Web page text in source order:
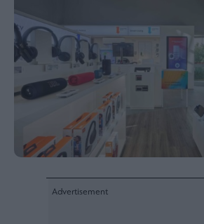
Watches
Yachts
Table
For
Two
Μετοχές
Αγορές
Trader's